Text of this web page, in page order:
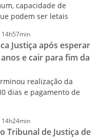
capacidade de
podem ser letais
14h57min
Justiça após esperar
e cair para fim da
realização da
dias e pagamento de
14h24min
Tribunal de Justiça de